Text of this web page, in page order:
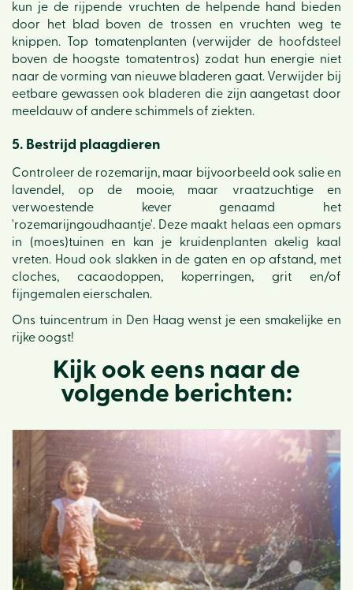
kun je de rijpende vruchten de helpende hand bieden
door het blad boven de trossen en vruchten weg te
knippen. Top tomatenplanten (verwijder de hoofdsteel
boven de hoogste tomatentros) zodat hun energie niet
naar de vorming van nieuwe bladeren gaat. Verwijder bij
eetbare gewassen ook bladeren die zijn aangetast door
meeldauw of andere schimmels of ziekten.
5. Bestrijd plaagdieren
Controleer de rozemarijn, maar bijvoorbeeld ook salie en
lavendel, op de mooie, maar vraatzuchtige en
verwoestende kever genaamd het
'rozemarijngoudhaantje'. Deze maakt helaas een opmars
in (moes)tuinen en kan je kruidenplanten akelig kaal
vreten. Houd ook slakken in de gaten en op afstand, met
cloches, cacaodoppen, koperringen, grit en/of
fijngemalen eierschalen.
Ons tuincentrum in Den Haag wenst je een smakelijke en
rijke oogst!
Kijk ook eens naar de
volgende berichten: